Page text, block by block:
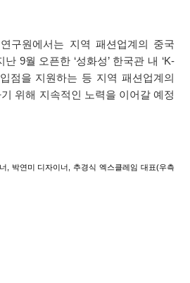
구원에서는 지역 패션업계의 중국
9월 오픈한 ‘성화성’ 한국관 내 ‘K-
점을 지원하는 등 지역 패션업계의
위해 지속적인 노력을 이어갈 예정
, 박연미 디자이너, 추경식 엑스클레임 대표(우측